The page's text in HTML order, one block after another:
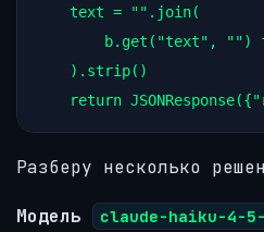
text = "" . join(
b. get ( "text" , "")
    ).
strip()
return JSONResponse({
Разберу несколько
Модель claude-haiku-4-5-